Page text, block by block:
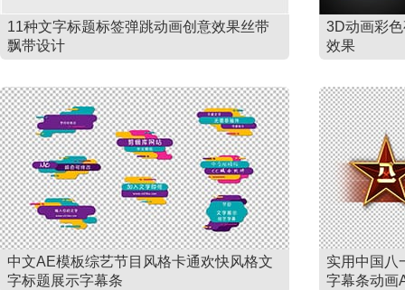
11种文字标题标签弹跳动画创意效果丝带
飘带设计
3D动画彩
效果
中文AE模板综艺节目风格卡通欢快风格文
字标题展示字幕条
实用中国八
字幕条动画